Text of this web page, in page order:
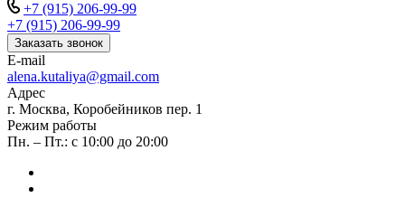
+7 (915) 206-99-99
+7 (915) 206-99-99
Заказать звонок
E-mail
alena.kutaliya@gmail.com
Адрес
г. Москва, Коробейников пер. 1
Режим работы
Пн. – Пт.: с 10:00 до 20:00